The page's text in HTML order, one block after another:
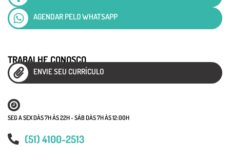
AGENDAR PELO WHATSAPP
SEG A SEX DÀS 7H ÀS 22H - SÁB DÀS 7H ÀS 12:00H
(51) 4100-2513
TRABALHE CONOSCO
ENVIE SEU CURRÍCULO